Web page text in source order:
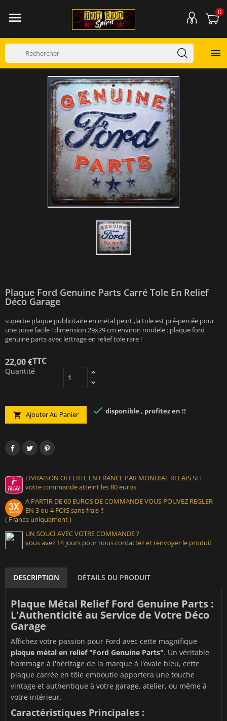
 0

Plaque Ford Genuine Parts Carré Tole En Relief
Déco Garage
superbe plaque publicitaire en métal peint ,la tole est pré-percée pour
une pose facile ! dimension 29x29 cm environ modele : plaque ford
genuine parts avec lettrage en relief tole rare !
22,00 €TTC
Quantité
 Ajouter Au Panier  disponible , profitez en !!
LIVRAISON OFFERTE EN FRANCE PAR MONDIAL RELAIS SI :
votre commande atteint les 80 euros
A PARTIR DE 60 EUROS DE COMMANDE VOUS POUVEZ REGLER
EN 3 ou 4 FOIS sans frais !!
( France uniquement )
UN SOUCI AVEC VOTRE COMMANDE ?
vous avez 14 jours pour nous contactez et renvoyer le produit
DESCRIPTION DÉTAILS DU PRODUIT
Plaque Métal Relief Ford Genuine Parts :
L'Authenticité au Service de Votre Déco
Garage
Affichez votre passion pour Ford avec cette magnifique
plaque métal en relief "Ford Genuine Parts". Un véritable
hommage à l'héritage de la marque à l'ovale bleu, cette
plaque carrée en tôle emboutie apportera une touche
vintage et authentique à votre garage, atelier, ou même à
votre intérieur.
Caractéristiques Principales :